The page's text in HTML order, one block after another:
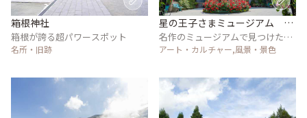
箱根神社
箱根が誇る超パワースポット
名所・旧跡
星の王子さまミュージアム 箱
根サン＝テグジュペリ
名作のミュージアムで見つけたお
気に入り
アート・カルチャー,風景・景色